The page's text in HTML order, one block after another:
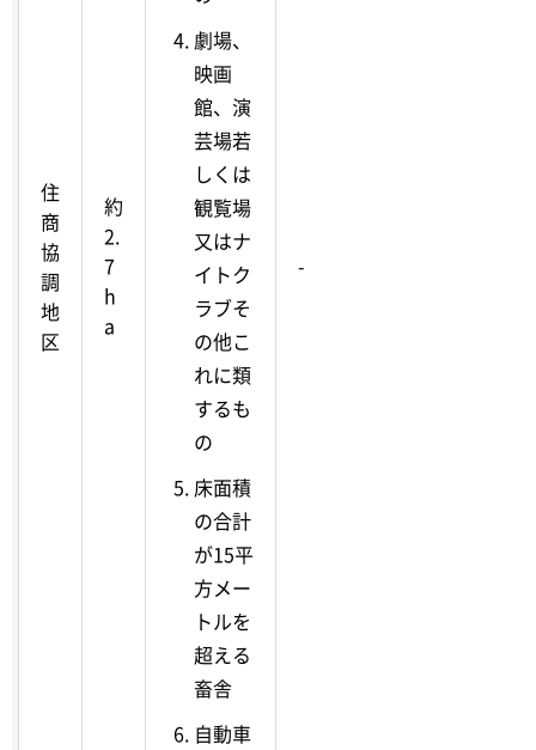
住
商
協
調
地
区
約
2.
7
h
a
劇場、
映画
館、演
芸場若
しくは
観覧場
又はナ
イトク
ラブそ
の他こ
れに類
するも
の
床面積
の合計
が15平
方メー
トルを
超える
畜舎
自動車
-